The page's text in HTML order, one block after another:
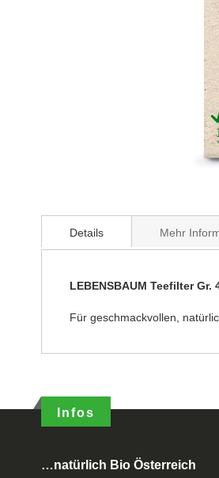
Details
LEBENSBAUM Teefilter Gr.
Für geschmackvollen,
Mehr
Infos
…natürlich Bio Österreich